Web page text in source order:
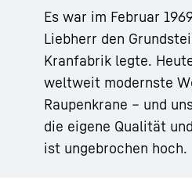
Es war im Februar
Liebherr den
Kranfabrik legte.
weltweit modernste
Raupenkrane – und
die eigene Qualität
ist ungebrochen hoch.